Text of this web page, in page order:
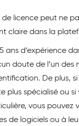
de licence peut ne
claire dans la
ans d’expérience
doute de l’un des
De plus,
plus spécialisé ou si
vous pouvez
de logiciels ou à